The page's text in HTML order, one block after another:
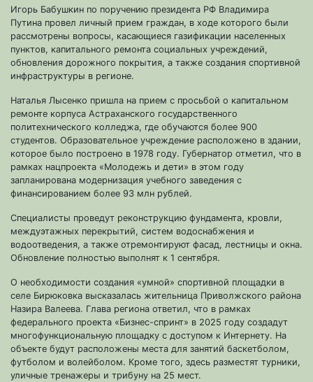
Игорь Бабушкин по поручению президента РФ Владимира
Путина провел личный прием граждан, в ходе которого были
рассмотрены вопросы, касающиеся газификации населенных
пунктов, капитального ремонта социальных учреждений,
обновления дорожного покрытия, а также создания спортивной
инфраструктуры в регионе.
Наталья Лысенко пришла на прием с просьбой о капитальном
ремонте корпуса Астраханского государственного
политехнического колледжа, где обучаются более 900
студентов. Образовательное учреждение расположено в здании,
которое было построено в 1978 году. Губернатор отметил, что в
рамках нацпроекта «Молодежь и дети» в этом году
запланирована модернизация учебного заведения с
финансированием более 93 млн рублей.
Специалисты проведут реконструкцию фундамента, кровли,
междуэтажных перекрытий, систем водоснабжения и
водоотведения, а также отремонтируют фасад, лестницы и окна.
Обновление полностью выполнят к 1 сентября.
О необходимости создания «умной» спортивной площадки в
селе Бирюковка высказалась жительница Приволжского района
Назира Валеева. Глава региона ответил, что в рамках
федерального проекта «Бизнес-спринт» в 2025 году создадут
многофункциональную площадку с доступом к Интернету. На
объекте будут расположены места для занятий баскетболом,
футболом и волейболом. Кроме того, здесь разместят турники,
уличные тренажеры и трибуну на 25 мест.